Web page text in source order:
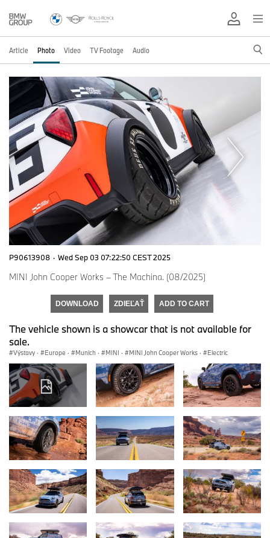
Article Photo Video TV Footage Audio
P90613908 · Wed Sep 03 07:22:50 CEST 2025
MINI John Cooper Works – The Machina. (08/2025)
DOWNLOAD ZDIEĽAŤ ADD TO CART
The vehicle shown is a showcar that is not available for
sale.
Výstavy · Europe · Munich · MINI · MINI John Cooper Works · Electric